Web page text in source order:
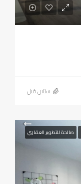
‏سنتين قبل
صالحة للتطوير العقاري